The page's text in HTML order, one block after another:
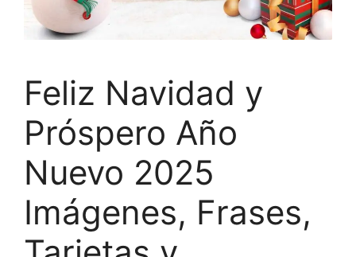
Feliz Navidad y
Próspero Año
Nuevo 2025
Imágenes, Frases,